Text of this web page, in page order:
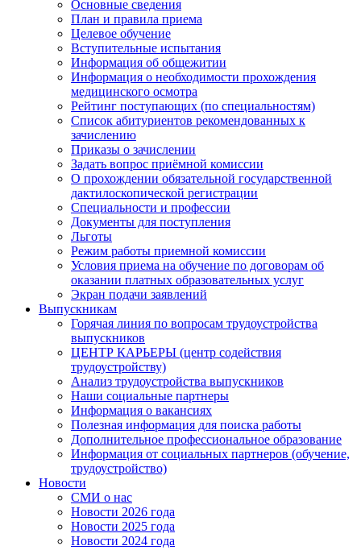
Основные сведения
План и правила приема
Целевое обучение
Вступительные испытания
Информация об общежитии
Информация о необходимости прохождения
медицинского осмотра
Рейтинг поступающих (по специальностям)
Список абитуриентов рекомендованных к
зачислению
Приказы о зачислении
Задать вопрос приёмной комиссии
О прохождении обязательной государственной
дактилоскопической регистрации
Специальности и профессии
Документы для поступления
Льготы
Режим работы приемной комиссии
Условия приема на обучение по договорам об
оказании платных образовательных услуг
Экран подачи заявлений
Выпускникам
Горячая линия по вопросам трудоустройства
выпускников
ЦЕНТР КАРЬЕРЫ (центр содействия
трудоустройству)
Анализ трудоустройства выпускников
Наши социальные партнеры
Информация о вакансиях
Полезная информация для поиска работы
Дополнительное профессиональное образование
Информация от социальных партнеров (обучение,
трудоустройство)
Новости
СМИ о нас
Новости 2026 года
Новости 2025 года
Новости 2024 года